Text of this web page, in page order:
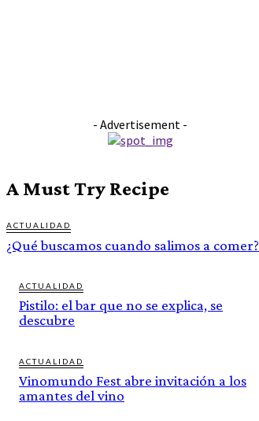
- Advertisement -
A Must Try Recipe
ACTUALIDAD
¿Qué buscamos cuando salimos a comer?
ACTUALIDAD
Pistilo: el bar que no se explica, se
descubre
ACTUALIDAD
Vinomundo Fest abre invitación a los
amantes del vino